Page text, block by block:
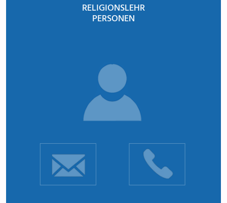
RELIGIONSLEHR
PERSONEN